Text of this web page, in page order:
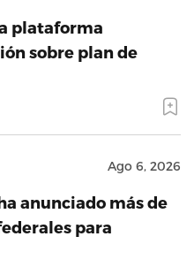
plataforma
sobre plan de
Ago 6, 2026
anunciado más de
para